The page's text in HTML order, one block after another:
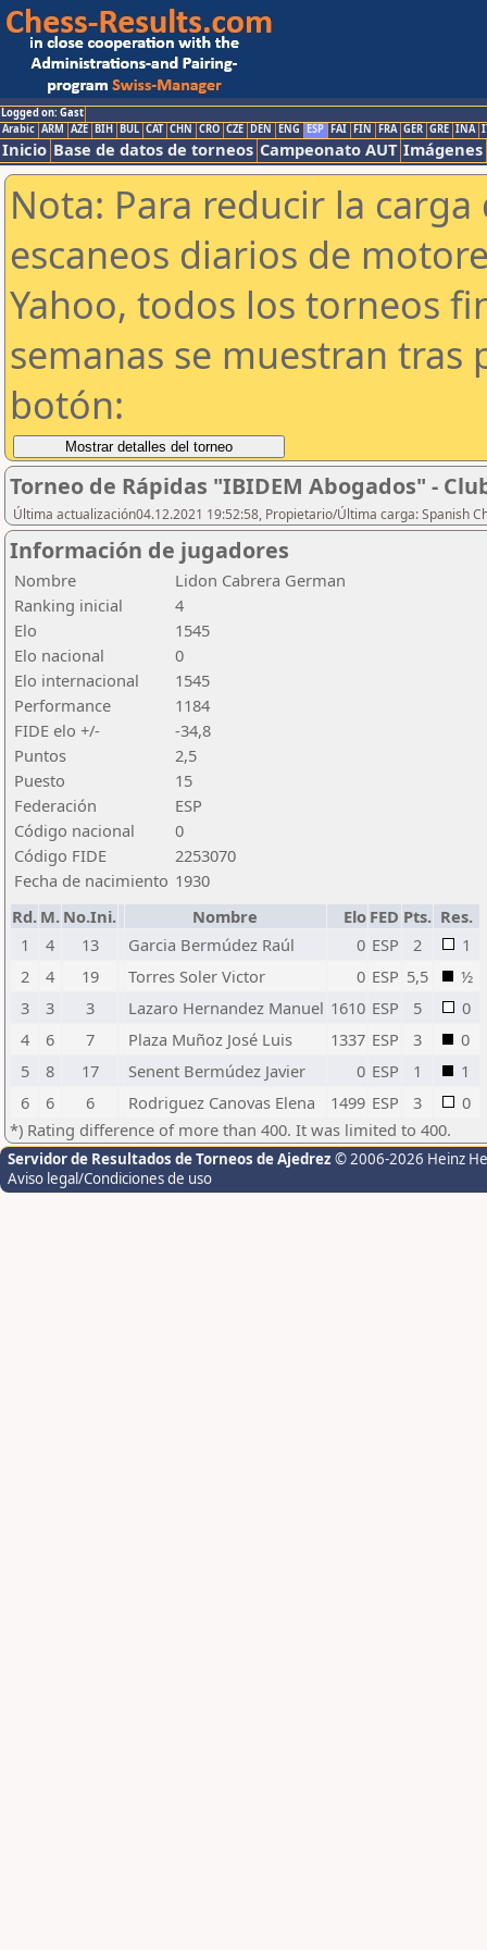
Logged on: Gast
Arabic ARM AZE BIH BUL CAT CHN CRO CZE DEN ENG ESP FAI FIN FRA GER GRE INA
Inicio Base de datos de torneos Campeonato AUT Imágenes
Nota: Para reducir la
escaneos diarios de
Yahoo, todos los torneos
semanas se muestran tras
botón:
Torneo de Rápidas "IBIDEM Abogados" -
Última actualización04.12.2021 19:52:58, Propietario/Última carga: Spanish
Información de jugadores
Nombre
Lidon Cabrera German
Ranking inicial
4
Elo
1545
Elo nacional
0
Elo internacional
1545
Performance
1184
FIDE elo +/-
-34,8
Puntos
2,5
Puesto
15
Federación
ESP
Código nacional
0
Código FIDE
2253070
Fecha de nacimiento 1930
Rd. M. No.Ini. Nombre Elo FED Pts. Res.
1
4 13 Garcia Bermúdez Raúl 0 ESP 2
1
2
4 19 Torres Soler Victor 0 ESP 5,5
½
3
3 3 Lazaro Hernandez Manuel 1610 ESP 5
0
4
6 7 Plaza Muñoz José Luis 1337 ESP 3
0
5
8 17 Senent Bermúdez Javier 0 ESP 1
1
6
6 6 Rodriguez Canovas Elena 1499 ESP 3
0
*) Rating difference of more than 400. It was limited to 400.
Servidor de Resultados de Torneos de Ajedrez © 2006-2026 Heinz
Aviso legal/Condiciones de uso